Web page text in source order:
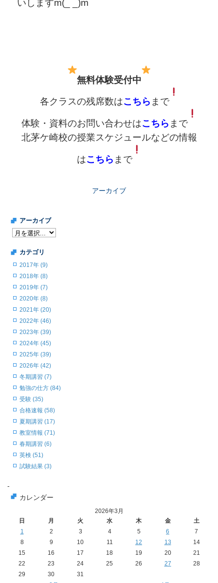
いしますm(_ _)m
無料体験受付中
各クラスの残席数はこちら まで
体験・資料のお問い合わせはこちら まで
北茅ケ崎校の授業スケジュールなどの情報
はこちら まで
アーカイブ
アーカイブ
カテゴリ
2017年 (9)
2018年 (8)
2019年 (7)
2020年 (8)
2021年 (20)
2022年 (46)
2023年 (39)
2024年 (45)
2025年 (39)
2026年 (42)
冬期講習 (7)
勉強の仕方 (84)
受験 (35)
合格速報 (58)
夏期講習 (17)
教室情報 (71)
春期講習 (6)
英検 (51)
試験結果 (3)
-
カレンダー
2026年3月
日
月 火 水 木 金 土
1 2 3 4 5 6
7
8
9 10 11 12 13
14
15
16 17 18 19 20
21
22
23 24 25 26 27
28
29
30 31